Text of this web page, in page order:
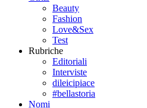
Beauty
Fashion
Love&Sex
Test
Rubriche
Editoriali
Interviste
dileicipiace
#bellastoria
Nomi